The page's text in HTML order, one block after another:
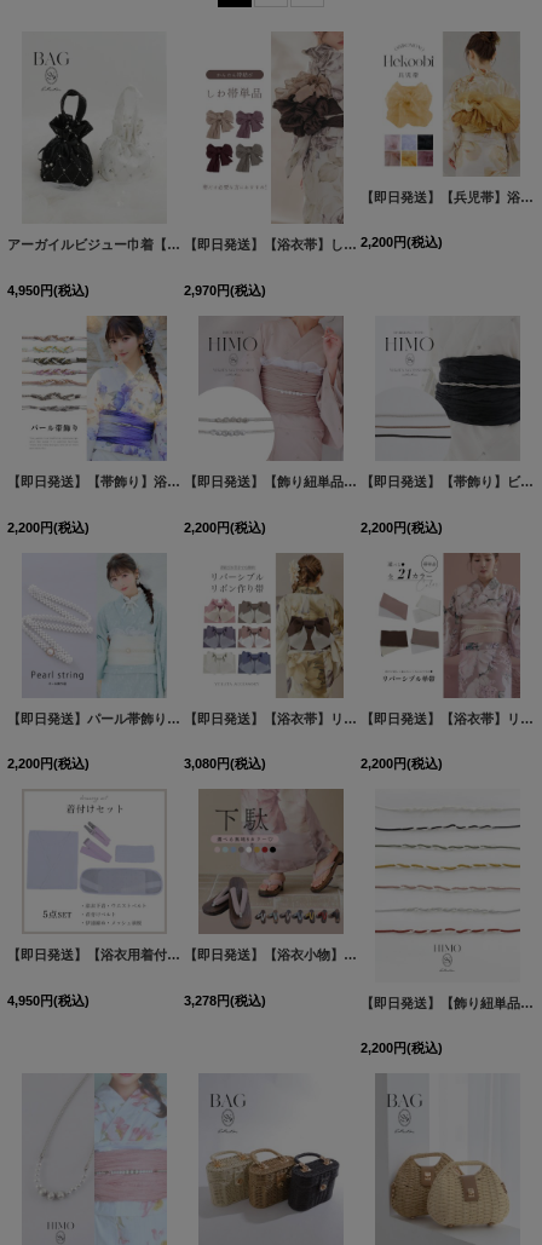
絞り込む
アーガイルビジュー巾着【2カラー】 [YB-24120-SB]
4,950円(税込)
【即日発送】【浴衣帯】しわ帯単品 / しわ帯 / シワ帯 / 浴衣帯 / 兵児帯[OF01]
2,970円(税込)
【即日発送】【兵児帯】浴衣コーデを華やかにするオーガンジー兵児帯 単品販売[OF01]
2,200円(税込)
【即日発送】【帯飾り】浴衣コーデを華やかにする帯飾り単品 飾り帯 紐 [OF01] HIMO-
2,200円(税込)
【即日発送】【飾り紐単品】【浴衣小物】ビジューパール飾り紐 / 帯飾り / 飾り帯 [OF04]
2,200円(税込)
【即日発送】【帯飾り】ビジュー飾り紐 帯小物 [YMT-U]
2,200円(税込)
【即日発送】パール帯飾り/ 丸真珠 [YMT-U] [HIMO-903-kj-W-tan]
2,200円(税込)
【即日発送】【浴衣帯】リバーシブルリボン作り帯 単品[FB01]
3,080円(税込)
【即日発送】【浴衣帯】リバーシブル単帯 平帯 単品[FB01]
2,200円(税込)
【即日発送】【浴衣用着付け5点セット】初めてでも安心♪浴衣を着る時に必要な着付け小物が揃った便利な着付けセット♪[OF04]
4,950円(税込)
【即日発送】【浴衣小物】くすみカラーの無地下駄 単品 [OF04]
3,278円(税込) 【即日発送】【飾り紐単品】【浴衣小物】パールの飾り紐 / 帯飾り [OF04]
2,200円(税込)